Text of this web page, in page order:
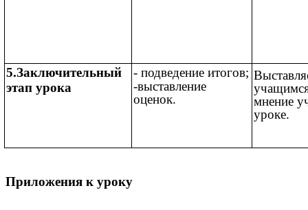
5.Заключительный
этап урока
- подведение итогов;
-выставление
оценок.
мнение
уроке.
Приложения к уроку